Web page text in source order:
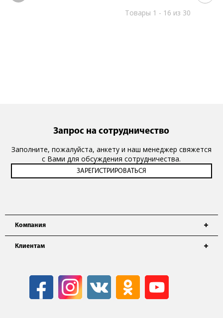
Товары 1 - 16 из 30
Компания
Клиентам
Запрос на сотрудничество
Заполните, пожалуйста, анкету и наш менеджер свяжется
с Вами для обсуждения сотрудничества.